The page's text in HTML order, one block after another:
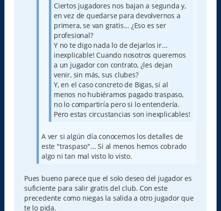
Ciertos jugadores nos bajan a segunda y,
en vez de quedarse para devolvernos a
primera, se van gratis... ¿Eso es ser
profesional?
Y no te digo nada lo de dejarlos ir...
inexplicable! Cuando nosotros queremos
a un jugador con contrato, ¿les dejan
venir, sin más, sus clubes?
Y, en el caso concreto de Bigas, si al
menos no hubiéramos pagado traspaso,
no lo compartiría pero si lo entendería.
Pero estas circustancias son inexplicables!
A ver si algún día conocemos los detalles de
este "traspaso"... Si al menos hemos cobrado
algo ni tan mal visto lo visto.
Pues bueno parece que el solo deseo del jugador es
suficiente para salir gratis del club. Con este
precedente como niegas la salida a otro jugador que
te lo pida.